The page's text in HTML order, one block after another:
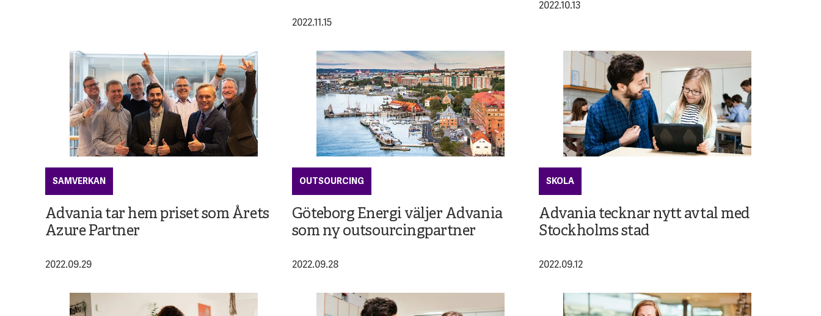
2022.11.15
2022.10.13
SAMVERKAN
Advania tar hem priset som Årets
Azure Partner
2022.09.29
OUTSOURCING
Göteborg Energi väljer Advania
som ny outsourcingpartner
2022.09.28
SKOLA
Advania tecknar nytt avtal med
Stockholms stad
2022.09.12